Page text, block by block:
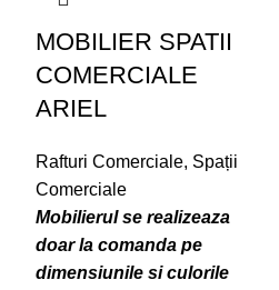
MOBILIER SPATII
COMERCIALE
ARIEL
Rafturi Comerciale, Spații
Comerciale
Mobilierul se realizeaza
doar la comanda pe
dimensiunile si culorile